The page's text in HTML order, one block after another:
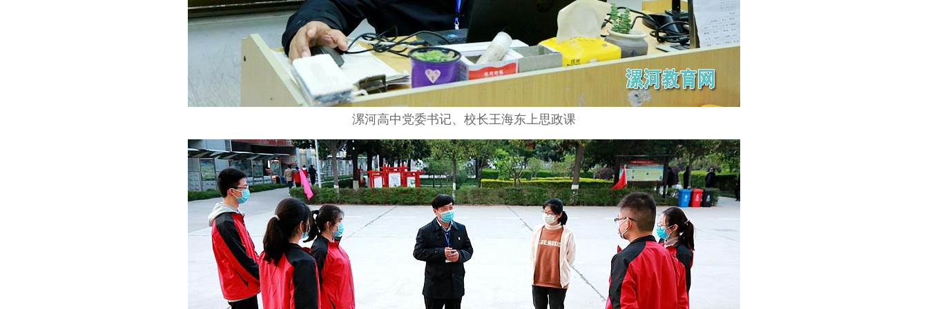
漯河高中党委书记、校长王海东上思政课